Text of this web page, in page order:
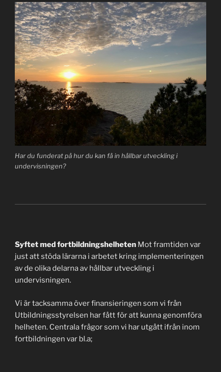
Har du funderat på hur du kan få in hållbar utveckling i
undervisningen?
Syftet med fortbildningshelheten Mot framtiden var
just att stöda lärarna i arbetet kring implementeringen
av de olika delarna av hållbar utveckling i
undervisningen.
Vi är tacksamma över finansieringen som vi från
Utbildningsstyrelsen har fått för att kunna genomföra
helheten. Centrala frågor som vi har utgått ifrån inom
fortbildningen var bl.a;